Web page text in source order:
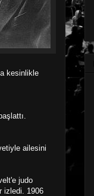
kesinlikle
ailesini
judo
izledi. 1906